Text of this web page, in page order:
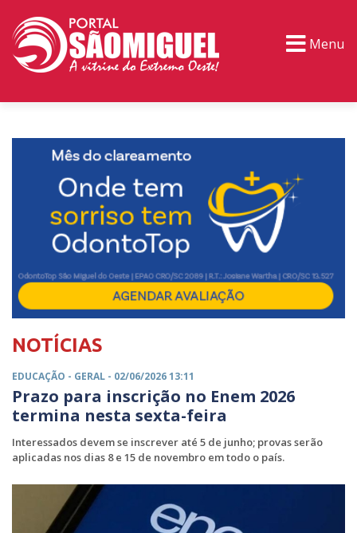
Menu
NOTÍCIAS
EDUCAÇÃO - GERAL - 02/06/2026 13:11
Prazo para inscrição no Enem 2026
termina nesta sexta-feira
Interessados devem se inscrever até 5 de junho; provas serão
aplicadas nos dias 8 e 15 de novembro em todo o país.